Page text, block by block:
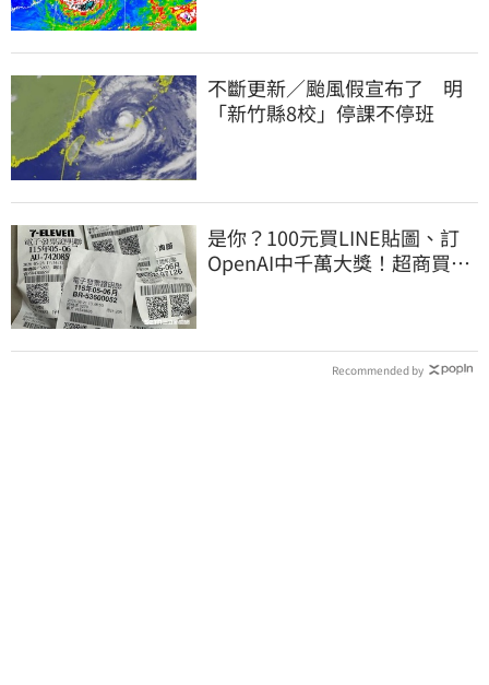
不斷更新／颱風假宣布了 明
「新竹縣8校」停課不停班
是你？100元買LINE貼圖、訂
OpenAI中千萬大獎！超商買10
Recommended by